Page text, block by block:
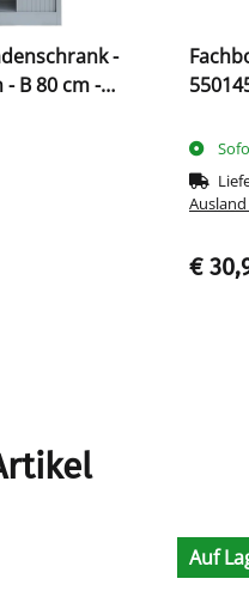
-
B 80 cm -
€
Auf